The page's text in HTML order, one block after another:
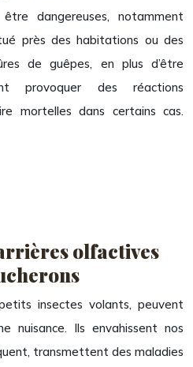
dangereuses, notamment
près des habitations ou des
de guêpes, en plus d’être
provoquer des réactions
mortelles dans certains cas.
olfactives
insectes volants, peuvent
nuisance. Ils envahissent nos
transmettent des maladies